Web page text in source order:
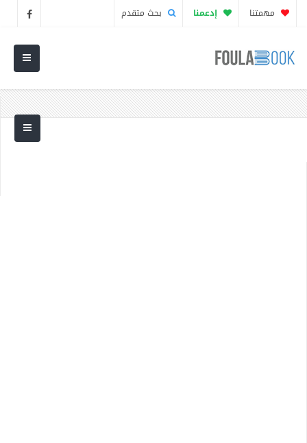
مهمتنا إدعمنا بحث متقدم